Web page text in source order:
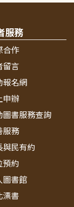
服務
合作
留言
報名網
申辦
圖書服務查詢
服務
與民有約
預約
圖書館
漂書